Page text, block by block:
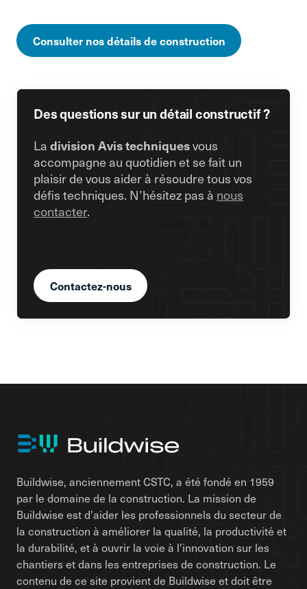
Consulter nos détails de construction
Des questions sur un détail constructif ?
La division Avis techniquesvous
accompagne au quotidien et se fait un
plaisir de vous aider à résoudre tous vos
défis techniques. N’hésitez pas à nous
contacter.
Contactez-nous
Buildwise, anciennement CSTC, a été fondé en 1959
par le domaine de la construction. La mission de
Buildwise est d'aider les professionnels du secteur de
la construction à améliorer la qualité, la productivité et
la durabilité, et à ouvrir la voie à l'innovation sur les
chantiers et dans les entreprises de construction. Le
contenu de ce site provient de Buildwise et doit être